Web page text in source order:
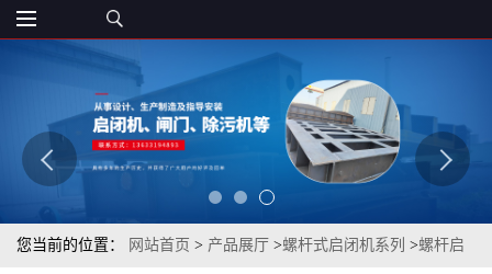
您当前的位置： 网站首页 > 产品展厅 >螺杆式启闭机系列 >螺杆启